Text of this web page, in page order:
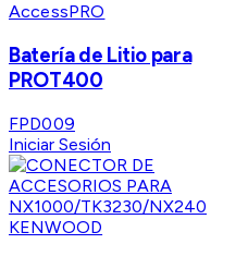
AccessPRO
Batería de Litio para
PROT400
FPD009
Iniciar Sesión
KENWOOD